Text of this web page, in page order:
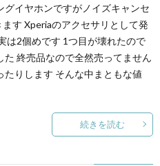
イヤホンですがノイズキャンセ
す Xperiaのアクセサリとして発
は2個めです 1つ目が壊れたので
終売品なので全然売ってません
りします そんな中まともな値
続きを読む